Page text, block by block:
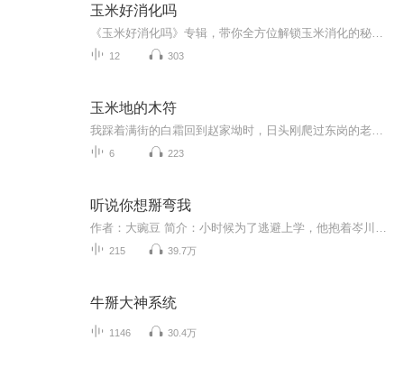
玉米好消化吗
12 303
玉米地的木符
6 223
听说你想掰弯我
215 39.7万
牛掰大神系统
1146 30.4万